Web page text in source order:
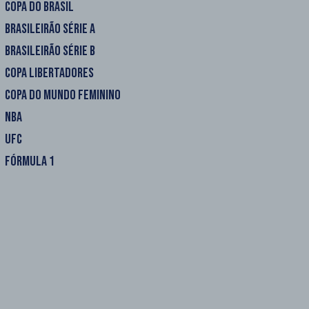
COPA DO BRASIL
BRASILEIRÃO SÉRIE A
BRASILEIRÃO SÉRIE B
COPA LIBERTADORES
COPA DO MUNDO FEMININO
NBA
UFC
FÓRMULA 1